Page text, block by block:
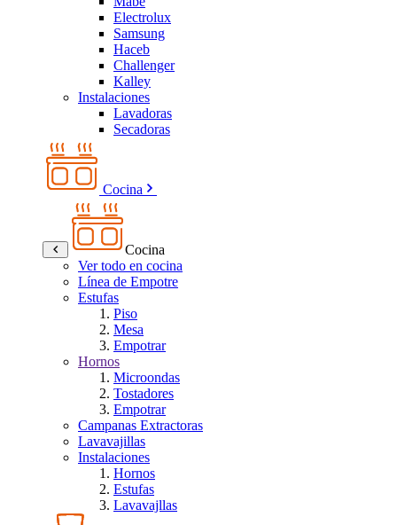
Electrolux
Samsung
Haceb
Challenger
Kalley
Instalaciones
Lavadoras
Secadoras
Cocina
Cocina
Ver todo en cocina
Línea de Empotre
Estufas
Piso
Mesa
Empotrar
Hornos
Microondas
Tostadores
Empotrar
Campanas Extractoras
Lavavajillas
Instalaciones
Hornos
Estufas
Lavavajllas